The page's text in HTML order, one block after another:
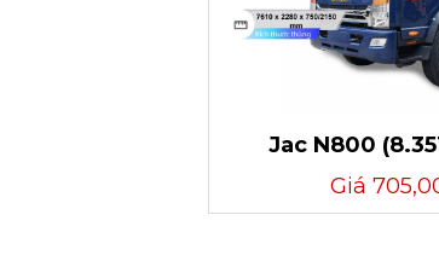
Jac N800
Giá